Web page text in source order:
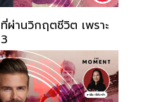
ผ่านวิกฤตชีวิต เพราะ